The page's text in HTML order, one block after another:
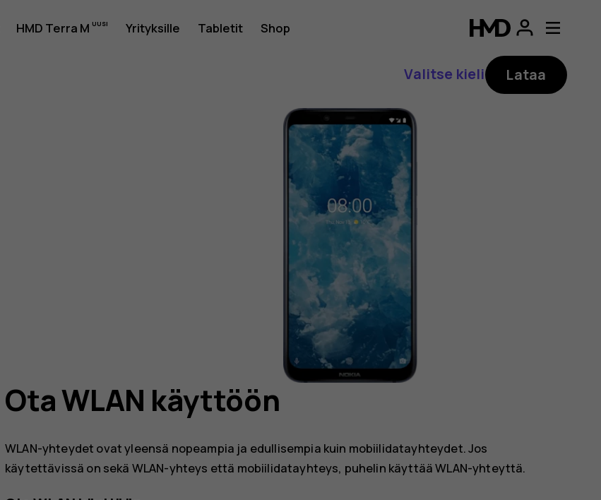
HMD Terra M Yrityksille Tabletit Shop
Valitse kieli Lataa
Ota WLAN käyttöön
WLAN-yhteydet ovat yleensä nopeampia ja edullisempia kuin mobiilidatayhteydet. Jos
käytettävissä on sekä WLAN-yhteys että mobiilidatayhteys, puhelin käyttää WLAN-yhteyttä.